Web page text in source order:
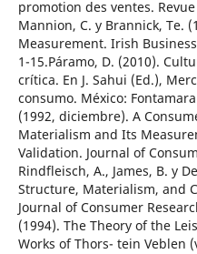
promotion des ventes.
Mannion, C. y Brannick, Te.
Measurement. Irish
1-15.Páramo, D. (2010).
crítica. En J. Sahui (Ed.),
consumo. México:
(1992, diciembre). A
Materialism and Its
Validation. Journal of
Rindfleisch, A., James, B. y
Structure, Materialism, and
Journal of Consumer
(1994). The Theory of the
Works of Thors- tein Veblen